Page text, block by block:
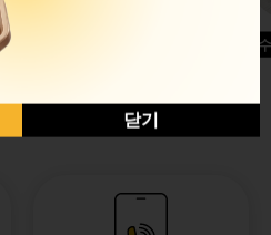
[레드+허니]
허니옥
닫기